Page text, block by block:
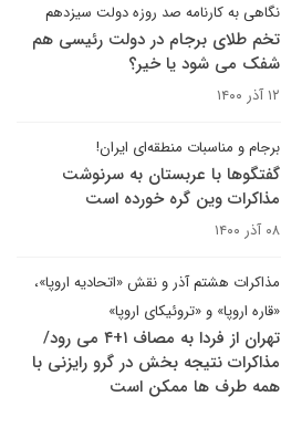
نگاهی به کارنامه صد روزه دولت سیزدهم
تخم طلای برجام در دولت رئیسی هم
شفک می شود یا خیر؟
۱۲ آذر ۱۴۰۰
برجام و مناسبات منطقه‌ای ایران!
گفتگوها با عربستان به سرنوشت
مذاکرات وین گره خورده است
۰۸ آذر ۱۴۰۰
مذاکرات هشتم آذر و نقش «اتحادیه اروپا»،
«قاره اروپا» و «تروئیکای اروپا»
تهران از فردا به مصاف ۱+۴ می رود/
مذاکرات نتیجه بخش در گرو رایزنی با
همه طرف ها ممکن است